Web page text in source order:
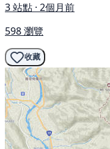
3 站點 · 2個月前
598 瀏覽
收藏